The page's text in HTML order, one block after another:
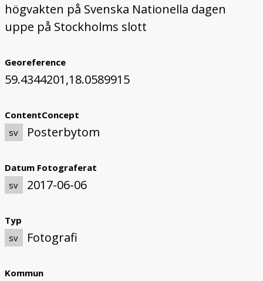
högvakten på Svenska Nationella dagen
uppe på Stockholms slott
Georeference
59.4344201,18.0589915
ContentConcept
sv
Posterbytom
Datum Fotograferat
sv
2017-06-06
Typ
sv
Fotografi
Kommun